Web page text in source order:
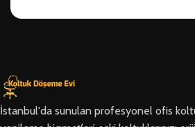
İstanbul'da sunulan profesyonel ofis